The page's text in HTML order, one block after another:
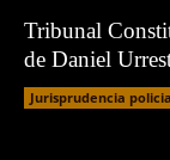
Tribunal
de Daniel
Jurisprudencia